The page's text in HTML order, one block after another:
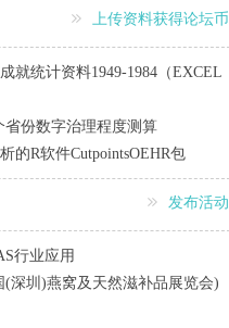
上传资料获得论坛币
就统计资料1949-1984（EXCEL
省份数字治理程度测算
的R软件CutpointsOEHR包
发布活动
行业应用
(深圳)燕窝及天然滋补品展览会)